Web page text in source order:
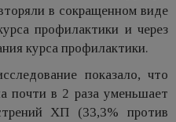
в сокращенном виде
профилактики и через
курса профилактики.
показало, что
почти в 2 раза уменьшает
ХП (33,3% против